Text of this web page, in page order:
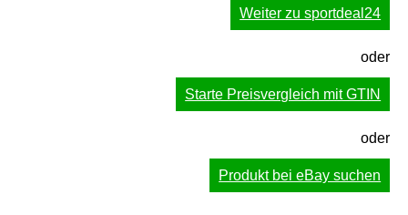
Weiter zu sportdeal24
oder
Starte Preisvergleich mit GTIN
oder
Produkt bei eBay suchen